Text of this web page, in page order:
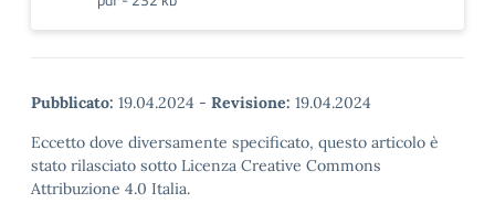
Pubblicato: 19.04.2024 - Revisione: 19.04.2024
Eccetto dove diversamente specificato, questo articolo è
stato rilasciato sotto Licenza Creative Commons
Attribuzione 4.0 Italia.